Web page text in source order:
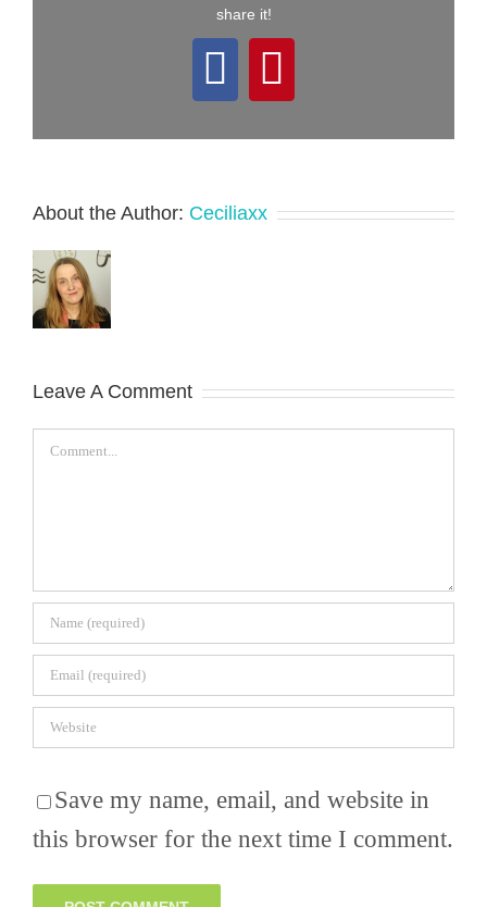
share it!
Facebook
Pinterest
About the Author: Ceciliaxx
Leave A Comment
Comment
Save my name, email, and website in
this browser for the next time I comment.